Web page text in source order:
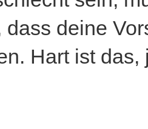
dass deine
Hart ist